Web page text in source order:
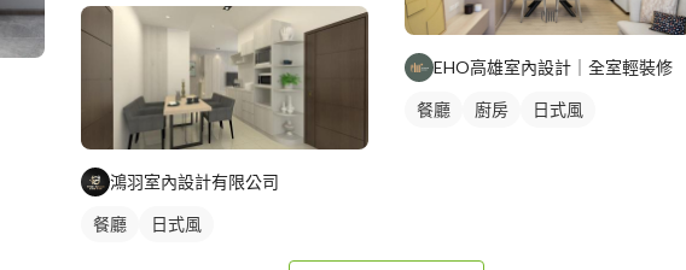
鴻羽室內設計有限公司
餐廳 日式風
EHO高雄室內設計｜全室輕裝修
餐廳 廚房 日式風